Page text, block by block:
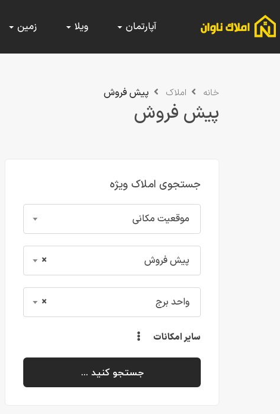
آپارتمان ویلا زمین
خانه املاک پیش فروش
پیش فروش
جستجوی املاک ویژه
موقعیت مکانی
× پیش فروش
× واحد برج
سایر امکانات
جستجو کنید ...